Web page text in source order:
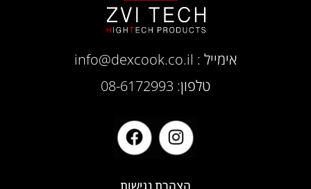
אימייל : info@dexcook.co.il
טלפון: 08-6172993